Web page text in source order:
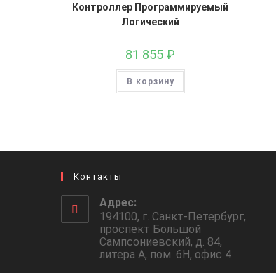
Контроллер Программируемый
Логический
81 855 ₽
В корзину
Контакты
Адрес:
194100, г. Санкт-Петербург,
проспект Большой
Сампсониевский, д. 84,
литера А, пом. 6Н, офис 4